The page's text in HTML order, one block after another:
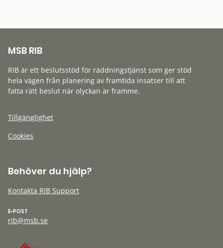
MSB RIB
RIB är ett beslutsstöd för räddningstjänst som ger stöd
hela vägen från planering av framtida insatser till att
fatta rätt beslut när olyckan är framme.
Tillgänglighet
Cookies
Behöver du hjälp?
Kontakta RIB Support
E-POST
rib@msb.se